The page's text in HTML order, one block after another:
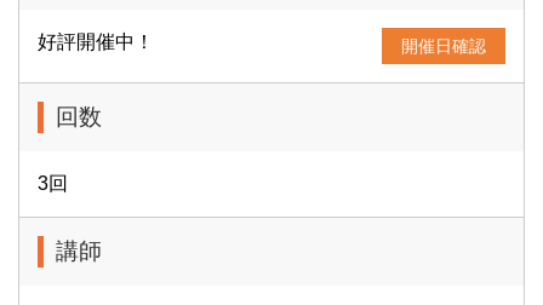
好評開催中！ 開催日確認
回数
3回
講師